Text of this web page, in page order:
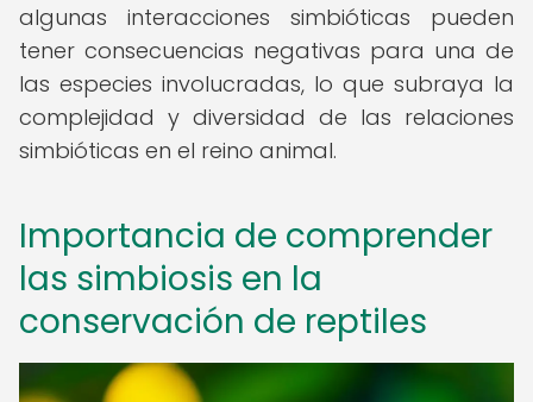
algunas interacciones simbióticas pueden
tener consecuencias negativas para una de
las especies involucradas, lo que subraya la
complejidad y diversidad de las relaciones
simbióticas en el reino animal.
Importancia de comprender
las simbiosis en la
conservación de reptiles